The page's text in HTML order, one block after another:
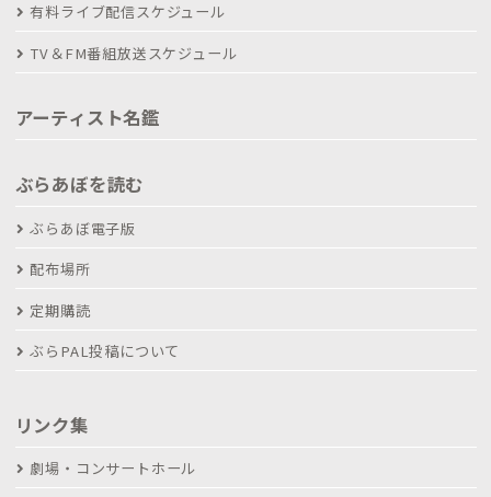
有料ライブ配信スケジュール
TV＆FM番組放送スケジュール
アーティスト名鑑
ぶらあぼを読む
ぶらあぼ電子版
配布場所
定期購読
ぶらPAL投稿について
リンク集
劇場・コンサートホール